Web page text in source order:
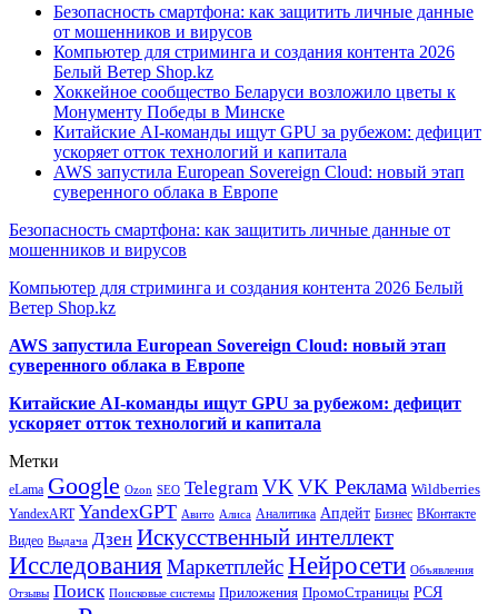
Безопасность смартфона: как защитить личные данные
от мошенников и вирусов
Компьютер для стриминга и создания контента 2026
Белый Ветер Shop.kz
Хоккейное сообщество Беларуси возложило цветы к
Монументу Победы в Минске
Китайские AI-команды ищут GPU за рубежом: дефицит
ускоряет отток технологий и капитала
AWS запустила European Sovereign Cloud: новый этап
суверенного облака в Европе
Безопасность смартфона: как защитить личные данные от
мошенников и вирусов
Компьютер для стриминга и создания контента 2026 Белый
Ветер Shop.kz
AWS запустила European Sovereign Cloud: новый этап
суверенного облака в Европе
Китайские AI-команды ищут GPU за рубежом: дефицит
ускоряет отток технологий и капитала
Метки
eLama Google Ozon SEO Telegram VK VK Реклама Wildberries
YandexART YandexGPT Авито Алиса Аналитика Апдейт Бизнес ВКонтакте
Видео Выдача Дзен Искусственный интеллект
Исследования МаркетплейсНейросети Объявления
Отзывы Поиск Поисковые системы Приложения ПромоСтраницы РСЯ